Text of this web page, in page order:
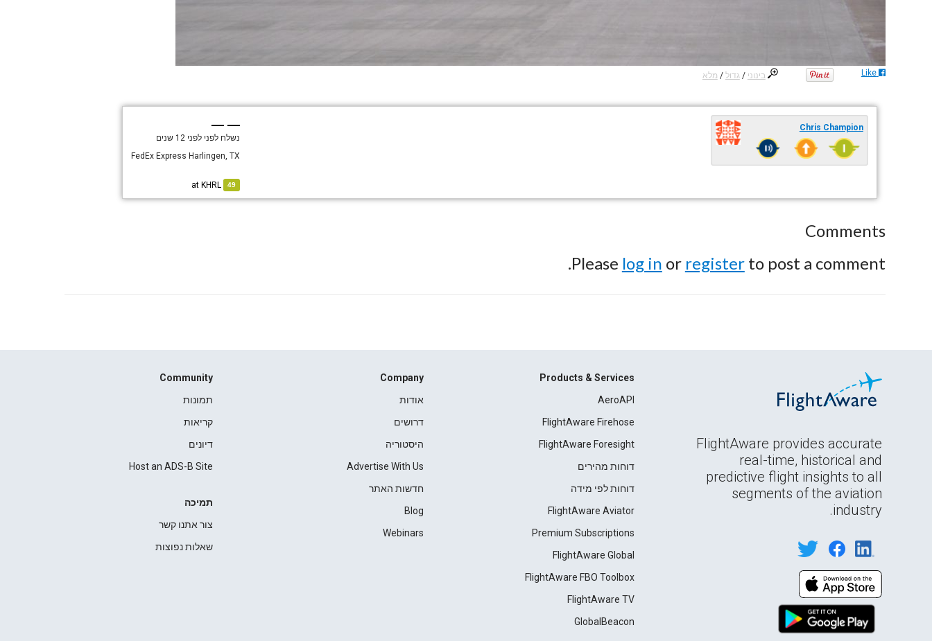
בינוני /גדול / מלא Like
— —
נשלח לפני לפני 12 שנים
FedEx Express Harlingen, TX
49
KHRL
Chris Champion
Comments
Please log in or registerto post a comment.
FlightAware provides accurate
real-time, historical and
predictive flight insights to all
segments of the aviation
industry.
Products & Services
AeroAPI
FlightAware Firehose
FlightAware Foresight
דוחות מהירים
דוחות לפי מידה
FlightAware Aviator
Premium Subscriptions
FlightAware Global
FlightAware FBO Toolbox
FlightAware TV
GlobalBeacon
Company
אודות
דרושים
היסטוריה
Advertise With Us
חדשות האתר
Blog
Webinars
Community
תמונות
קריאות
דיונים
Host an ADS-B Site
תמיכה
צור אתנו קשר
שאלות נפוצות